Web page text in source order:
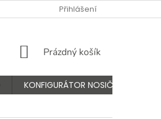
VÝMĚNA A VRÁCENÍ ZBOŽÍ
Přihlášení
NÁKUPNÍ
Prázdný košík
KONFIGURÁTOR NOSIČŮ